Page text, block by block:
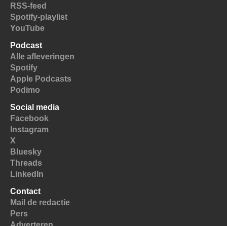
RSS-feed
Spotify-playlist
YouTube
Podcast
Alle afleveringen
Spotify
Apple Podcasts
Podimo
Social media
Facebook
Instagram
X
Bluesky
Threads
LinkedIn
Contact
Mail de redactie
Pers